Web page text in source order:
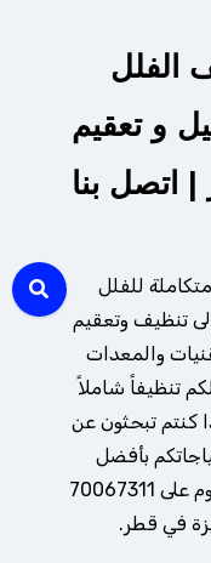
الفلل
و تعقيم
اتصل بنا
للفلل
تنظيف وتعقيم
والمعدات
تنظيفاً شاملاً
كنتم تبحثون عن
بأفضل
الأسعار، لا تترددوا في الاتصال بنا اليوم على 70067311
في قطر.